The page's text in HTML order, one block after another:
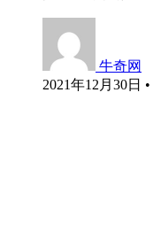
牛奇网
2021年12月30日 •